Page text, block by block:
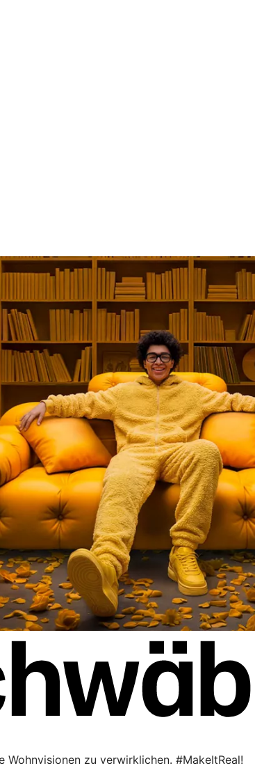
zu verwirklichen. #MakeItReal!